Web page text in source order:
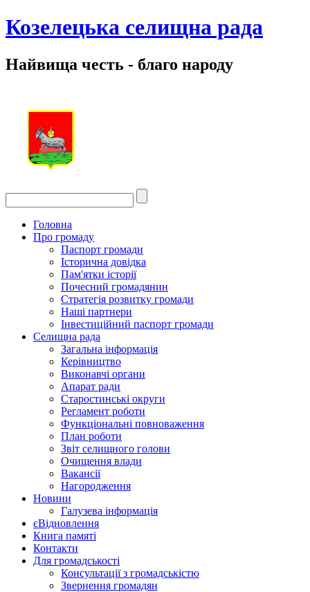
Козелецька селищна рада
Найвища честь - благо народу
Головна
Про громаду
Паспорт громади
Історична довідка
Пам'ятки історії
Почесний громадянин
Стратегія розвитку громади
Наші партнери
Інвестиційний паспорт громади
Селищна рада
Загальна інформація
Керівництво
Виконавчі органи
Апарат ради
Старостинські округи
Регламент роботи
Функціональні повноваження
План роботи
Звіт селищного голови
Очищення влади
Вакансії
Нагородження
Новини
Галузева інформація
єВідновлення
Книга памяті
Контакти
Для громадськості
Консультації з громадськістю
Звернення громадян